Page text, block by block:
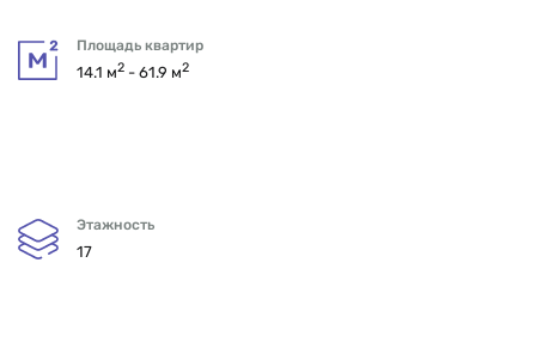
Площадь квартир
14.1 м2 - 61.9 м2
Этажность
17